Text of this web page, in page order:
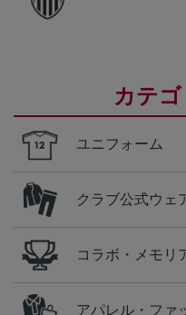
カテ
ユニフォーム
クラブ公式ウェ
コラボ・メモリ
アパレル・ファ